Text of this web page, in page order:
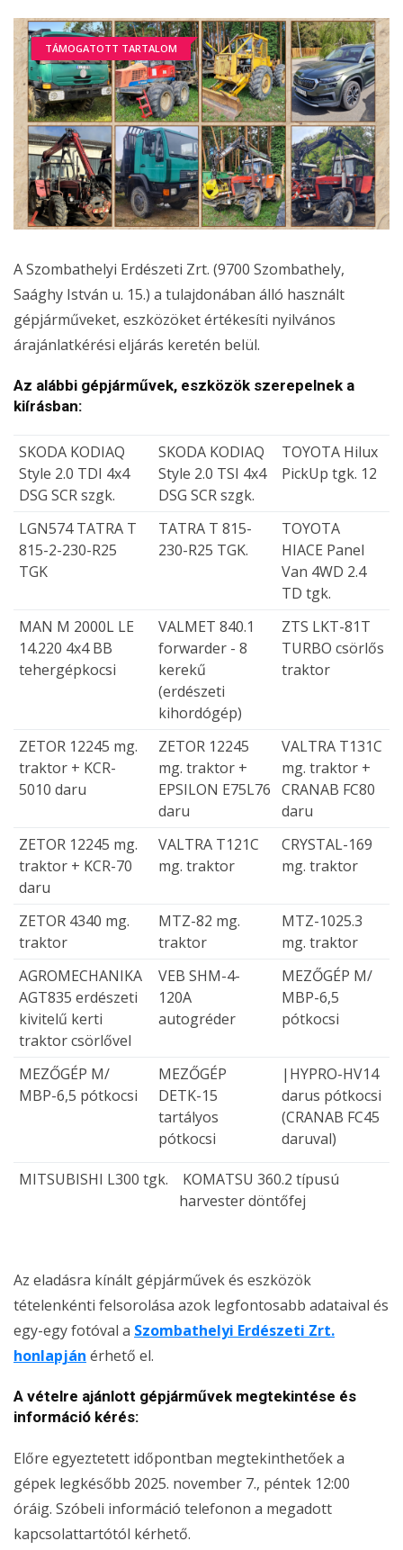
TÁMOGATOTT TARTALOM
A Szombathelyi Erdészeti Zrt. (9700 Szombathely,
Saághy István u. 15.) a tulajdonában álló használt
gépjárműveket, eszközöket értékesíti nyilvános
árajánlatkérési eljárás keretén belül.
Az alábbi gépjárművek, eszközök szerepelnek a
kiírásban:
SKODA KODIAQ
Style 2.0 TDI 4x4
DSG SCR szgk.
SKODA KODIAQ
Style 2.0 TSI 4x4
DSG SCR szgk.
TOYOTA Hilux
PickUp tgk. 12
LGN574 TATRA T
815-2-230-R25
TGK
TATRA T 815-
230-R25 TGK.
TOYOTA
HIACE Panel
Van 4WD 2.4
TD tgk.
MAN M 2000L LE
14.220 4x4 BB
tehergépkocsi
VALMET 840.1
forwarder - 8
kerekű
(erdészeti
kihordógép)
ZTS LKT-81T
TURBO csörlős
traktor
ZETOR 12245 mg.
traktor + KCR-
5010 daru
ZETOR 12245
mg. traktor +
EPSILON E75L76
daru
VALTRA T131C
mg. traktor +
CRANAB FC80
daru
ZETOR 12245 mg.
traktor + KCR-70
daru
VALTRA T121C
mg. traktor
CRYSTAL-169
mg. traktor
ZETOR 4340 mg.
traktor
MTZ-82 mg.
traktor
MTZ-1025.3
mg. traktor
AGROMECHANIKA
AGT835 erdészeti
kivitelű kerti
traktor csörlővel
VEB SHM-4-
120A
autogréder
MEZŐGÉР М/
МBР-6,5
pótkocsi
MEZŐGÉР M/
МBР-6,5 pótkocsi
MEZŐGÉP
DETK-15
tartályos
pótkocsi
|HYPRO-HV14
darus pótkocsi
(CRANAB FC45
daruval)
MITSUBISHI L300 tgk.
KOMATSU 360.2 típusú
harvester döntőfej
Az eladásra kínált gépjárművek és eszközök
tételenkénti felsorolása azok legfontosabb adataival és
egy-egy fotóval a Szombathelyi Erdészeti Zrt.
honlapján érhető el.
A vételre ajánlott gépjárművek megtekintése és
információ kérés:
Előre egyeztetett időpontban megtekinthetőek a
gépek legkésőbb 2025. november 7., péntek 12:00
óráig. Szóbeli információ telefonon a megadott
kapcsolattartótól kérhető.